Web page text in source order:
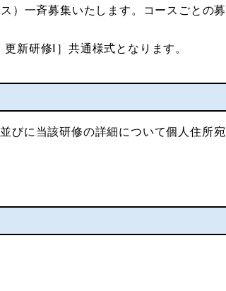
）一斉募集いたします。コースごとの募
新研修Ⅰ］共通様式となります。
びに当該研修の詳細について個人住所宛